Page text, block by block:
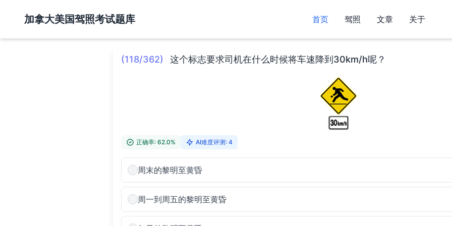
加拿大美国驾照考试题库 首页 驾照 文章 关于
(118/362) 这个标志要求司机在什么时候将车速降到30km/h呢？
正确率: 62.0% AI难度评测: 4
周末的黎明至黄昏
周一到周五的黎明至黄昏